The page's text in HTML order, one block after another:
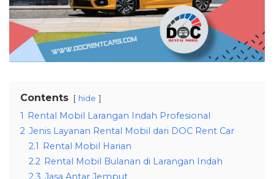
Contents hide
1 Rental Mobil Larangan Indah Profesional
2 Jenis Layanan Rental Mobil dari DOC Rent Car
2.1 Rental Mobil Harian
2.2 Rental Mobil Bulanan di Larangan Indah
2.3 Jasa Antar Jemput